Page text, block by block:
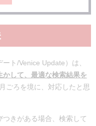
ト/Venice Update）は、
して、最適な検索結果を
ごろを境に、対応したと思
きがある場合、検索して